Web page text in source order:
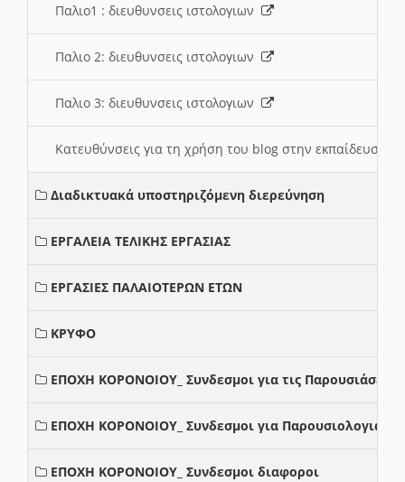
Παλιο1 : διευθυνσεις ιστολογιων
Παλιο 2: διευθυνσεις ιστολογιων
Παλιο 3: διευθυνσεις ιστολογιων
Κατευθύνσεις για τη χρήση του blog στην εκπαίδευση
Διαδικτυακά υποστηριζόμενη διερεύνηση
ΕΡΓΑΛΕΙΑ ΤΕΛΙΚΗΣ ΕΡΓΑΣΙΑΣ
ΕΡΓΑΣΙΕΣ ΠΑΛΑΙΟΤΕΡΩΝ ΕΤΩΝ
ΚΡΥΦΟ
ΕΠΟΧΗ ΚΟΡΟΝΟΙΟΥ_ Συνδεσμοι για τις Παρουσιάσεις
ΕΠΟΧΗ ΚΟΡΟΝΟΙΟΥ_ Συνδεσμοι για Παρουσιολογια
ΕΠΟΧΗ ΚΟΡΟΝΟΙΟΥ_ Συνδεσμοι διαφοροι